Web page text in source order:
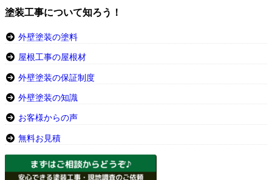
塗装工事について知ろう！
外壁塗装の塗料
屋根工事の屋根材
外壁塗装の保証制度
外壁塗装の知識
お客様からの声
無料お見積